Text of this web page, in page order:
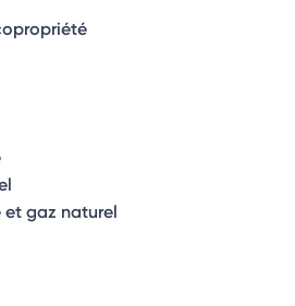
gaz naturel